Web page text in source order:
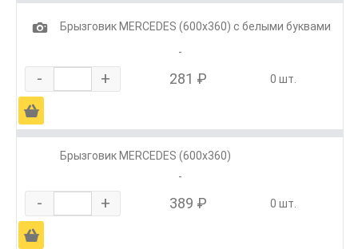
1
Брызговик MERCEDES (600х360) с белыми буквами
-
- + 281 ₽ 0 шт.
Ä
Брызговик MERCEDES (600х360)
-
- + 389 ₽ 0 шт.
Ä